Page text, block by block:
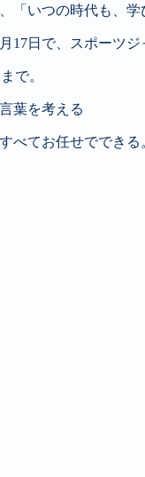
「いつの時代も、
17日で、スポーツ
で。
葉を考える
べてお任せでできる